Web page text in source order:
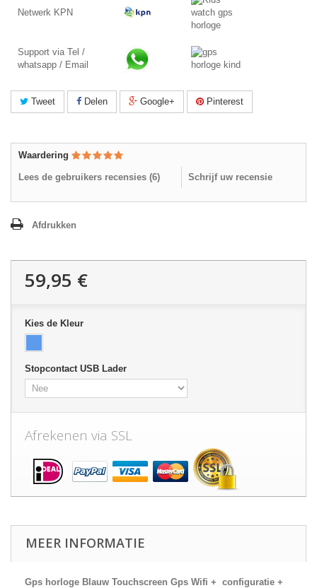
Netwerk KPN
Support via Tel /
whatsapp / Email
Tweet Delen Google+ Pinterest
Waardering
Lees de gebruikers recensies (6) Schrijf uw recensie
Afdrukken
59,95 €
Kies de Kleur
Stopcontact USB Lader
Afrekenen via SSL
MEER INFORMATIE
Gps horloge Blauw Touchscreen Gps Wifi + configuratie +